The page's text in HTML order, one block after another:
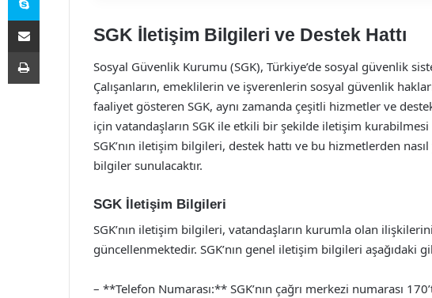
SGK İletişim Bilgileri ve Destek Hattı
Sosyal Güvenlik Kurumu (SGK), Türkiye’de sosyal güvenlik
Çalışanların, emeklilerin ve işverenlerin sosyal güvenlik
faaliyet gösteren SGK, aynı zamanda çeşitli hizmetler ve
için vatandaşların SGK ile etkili bir şekilde iletişim
SGK’nın iletişim bilgileri, destek hattı ve bu hizmetlerden
bilgiler sunulacaktır.
SGK İletişim Bilgileri
SGK’nın iletişim bilgileri, vatandaşların kurumla olan
güncellenmektedir. SGK’nın genel iletişim bilgileri aşağıdaki
– **Telefon Numarası:** SGK’nın çağrı merkezi numarası
E-Posta ile paylaş